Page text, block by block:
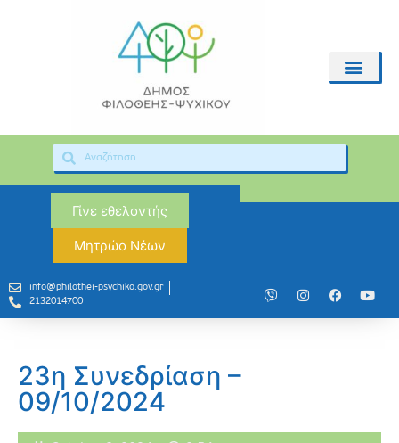
Γίνε εθελοντής
Μητρώο Νέων
info@philothei-psychiko.gov.gr
2132014700
23η Συνεδρίαση –
09/10/2024